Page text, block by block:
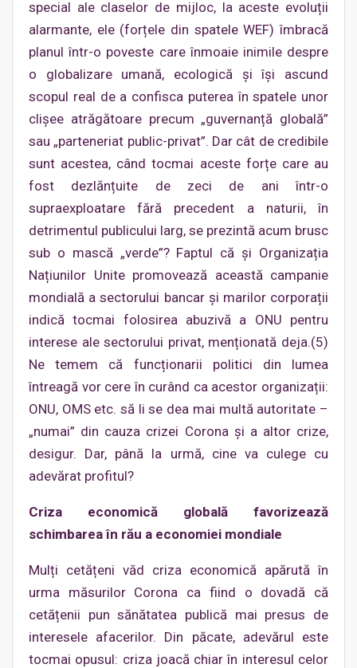
special ale claselor de mijloc, la aceste evoluții
alarmante, ele (forțele din spatele WEF) îmbracă
planul într-o poveste care înmoaie inimile despre
o globalizare umană, ecologică și își ascund
scopul real de a confisca puterea în spatele unor
clișee atrăgătoare precum „guvernanță globală”
sau „parteneriat public-privat”. Dar cât de credibile
sunt acestea, când tocmai aceste forțe care au
fost dezlănțuite de zeci de ani într-o
supraexploatare fără precedent a naturii, în
detrimentul publicului larg, se prezintă acum brusc
sub o mască „verde”? Faptul că și Organizația
Națiunilor Unite promovează această campanie
mondială a sectorului bancar și marilor corporații
indică tocmai folosirea abuzivă a ONU pentru
interese ale sectorului privat, menționată deja.(5)
Ne temem că funcționarii politici din lumea
întreagă vor cere în curând ca acestor organizații:
ONU, OMS etc. să li se dea mai multă autoritate –
„numai” din cauza crizei Corona și a altor crize,
desigur. Dar, până la urmă, cine va culege cu
adevărat profitul?
Criza economică globală favorizează
schimbarea în rău a economiei mondiale
Mulți cetățeni văd criza economică apărută în
urma măsurilor Corona ca fiind o dovadă că
cetățenii pun sănătatea publică mai presus de
interesele afacerilor. Din păcate, adevărul este
tocmai opusul: criza joacă chiar în interesul celor